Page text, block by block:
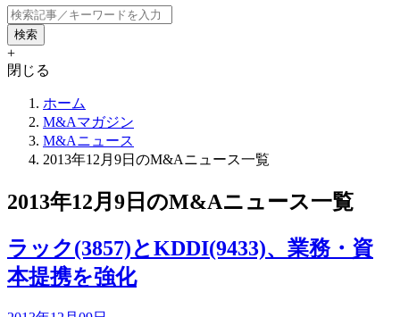
+
閉じる
ホーム
M&Aマガジン
M&Aニュース
2013年12月9日のM&Aニュース一覧
2013年12月9日のM&Aニュース一覧
ラック(3857)とKDDI(9433)、業務・資
本提携を強化